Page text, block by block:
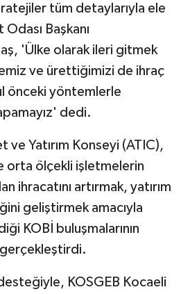
tüm detaylarıyla ele
Başkanı
'Ülke olarak ileri gitmek
ve ürettiğimizi de ihraç
önceki yöntemlerle
dedi.
ve Yatırım Konseyi (ATIC),
orta ölçekli işletmelerin
ihracatını artırmak, yatırım
geliştirmek amacıyla
KOBİ buluşmalarının
KOSGEB Kocaeli